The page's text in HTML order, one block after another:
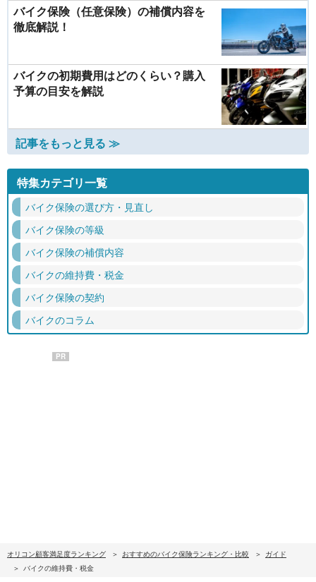
バイク保険（任意保険）の補償内容を
徹底解説！
バイクの初期費用はどのくらい？購入
予算の目安を解説
記事をもっと見る ≫
特集カテゴリ一覧
バイク保険の選び方・見直し
バイク保険の等級
バイク保険の補償内容
バイクの維持費・税金
バイク保険の契約
バイクのコラム
PR
オリコン顧客満足度ランキング おすすめのバイク保険ランキング・比較
ガイド
バイクの維持費・税金